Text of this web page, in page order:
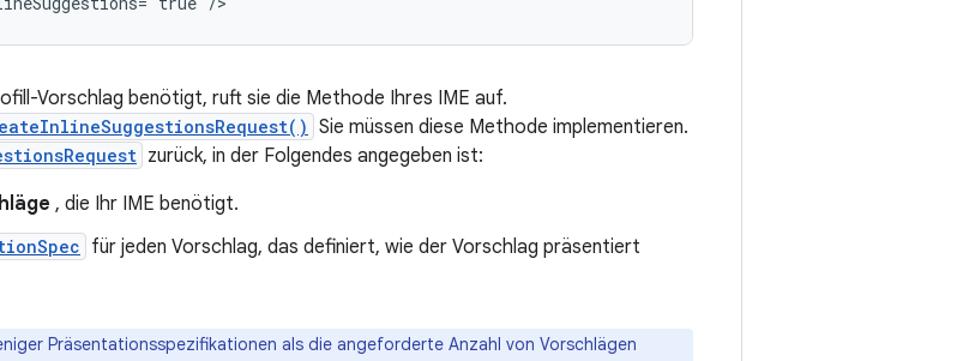
Vorschlag benötigt, ruft sie die Methode Ihres IME auf.
Sie müssen diese Methode implementieren.
zurück, in der Folgendes angegeben ist:
, die Ihr IME benötigt.
für jeden Vorschlag, das definiert, wie der Vorschlag präsentiert
Präsentationsspezifikationen als die angeforderte Anzahl von Vorschlägen